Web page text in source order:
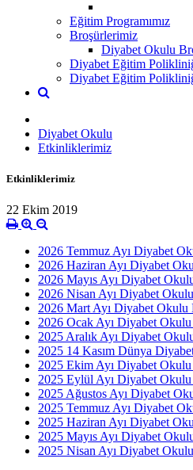
Eğitim Programımız
Broşürlerimiz
Diyabet Okulu
Diyabet Eğitim
Diyabet Eğitim
Diyabet Okulu
Etkinliklerimiz
Etkinliklerimiz
22 Ekim 2019
2026 Temmuz Ayı Diyabet
2026 Haziran Ayı Diyabet
2026 Mayıs Ayı Diyabet
2026 Nisan Ayı Diyabet
2026 Mart Ayı Diyabet
2026 Ocak Ayı Diyabet
2025 Aralık Ayı Diyabet
2025 14 Kasım Dünya
2025 Ekim Ayı Diyabet
2025 Eylül Ayı Diyabet
2025 Ağustos Ayı Diyabet
2025 Temmuz Ayı Diyabet
2025 Haziran Ayı Diyabet
2025 Mayıs Ayı Diyabet
2025 Nisan Ayı Diyabet